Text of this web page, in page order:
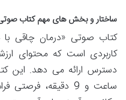
ساختار و بخش های مهم کتاب صوتی
کتاب صوتی «درمان چاقی با
کاربردی است که محتوای
ساعت و 9 دقیقه،